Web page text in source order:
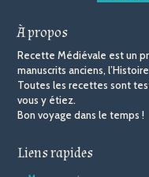
À propos
Recette Médiévale est un
manuscrits anciens,
Toutes les recettes sont
vous y étiez.
Bon voyage dans le temps !
Liens rapides